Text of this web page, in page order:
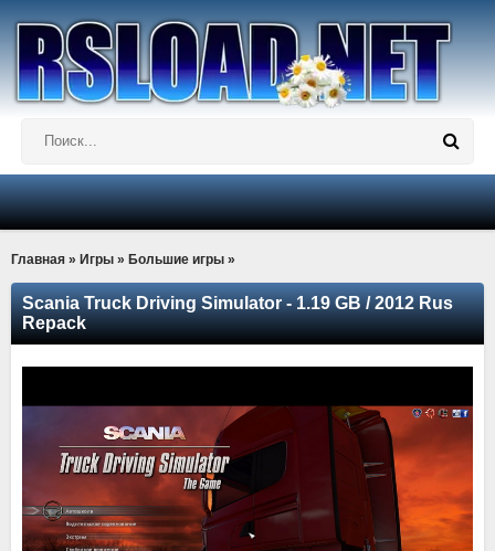
Главная » Игры » Большие игры »
Scania Truck Driving Simulator - 1.19 GB / 2012 Rus
Repack